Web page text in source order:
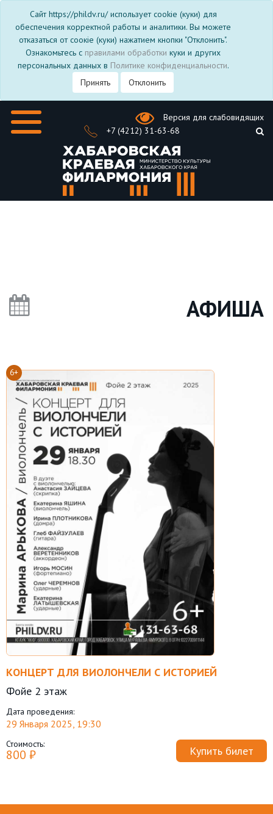
Сайт https://phildv.ru/ использует cookie (куки) для
обеспечения корректной работы и аналитики. Вы можете
отказаться от соокіе (куки) нажатием кнопки "Отклонить".
Ознакомьтесь с правилами обработки куки и других
персональных данных в Политике конфиденциальности.
Принять
Отклонить
Версия для слабовидящих
+7 (4212) 31-63-68
АФИША
6+
КОНЦЕРТ ДЛЯ ВИОЛОНЧЕЛИ С ИСТОРИЕЙ
Фойе 2 этаж
Дата проведения:
29 Января 2025, 19:30
Стоимость:
800 ₽ Купить билет